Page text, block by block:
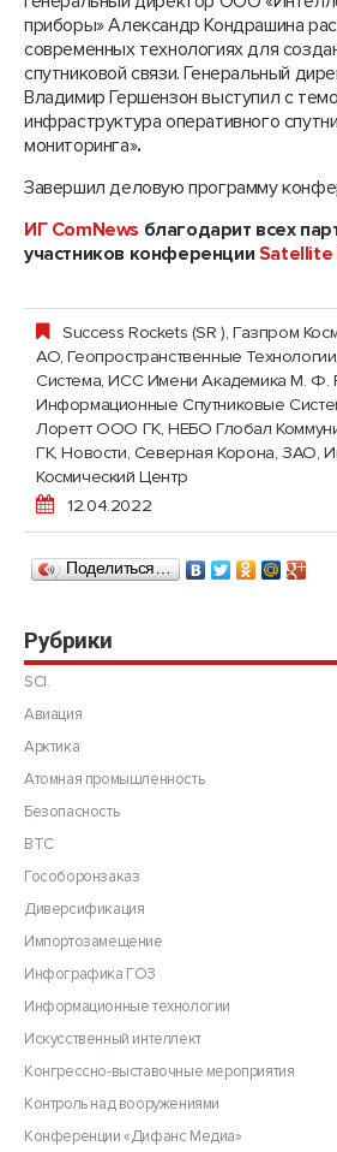
приборы» Александр Кондрашина
современных технологиях для
спутниковой связи. Генеральный
Владимир Гершензон выступил с
инфраструктура оперативного
мониторинга».
Завершил деловую программу
ИГ ComNews благодарит всех
участников конференции Satellite
Success Rockets (SR ),Газпром
АО,Геопространственные Технологии
Система,ИСС Имени Академика М. Ф.
Информационные Спутниковые
Лоретт ООО ГК,НЕБО Глобал
ГК,Новости, Северная Корона, ЗАО,
Космический Центр
12.04.2022
Поделиться…
Рубрики
SCI.
Авиация
Арктика
Атомная промышленность
Безопасность
ВТС
Гособоронзаказ
Диверсификация
Импортозамещение
Инфографика ГОЗ
Информационные технологии
Искусственный интеллект
Конгрессно-выставочные мероприятия
Контроль над вооружениями
Конференции «Дифанс Медиа»